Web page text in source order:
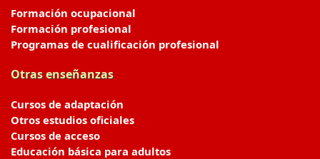
Formación ocupacional
Formación profesional
Programas de cualificación profesional
Otras enseñanzas
Cursos de adaptación
Otros estudios oficiales
Cursos de acceso
Educación básica para adultos